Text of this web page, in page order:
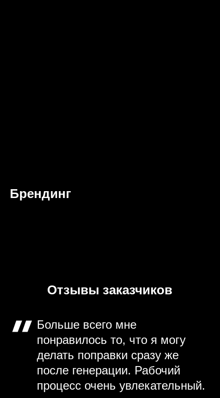
Брендинг
Отзывы заказчиков
Больше всего мне
понравилось то, что я могу
делать поправки сразу же
после генерации. Рабочий
процесс очень увлекательный.